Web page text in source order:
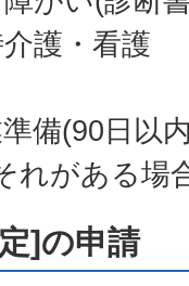
護・看護
備(90日以
れがある場
]の申請